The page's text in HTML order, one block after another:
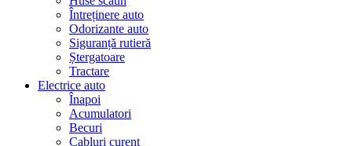
Întreținere auto
Odorizante auto
Siguranță rutieră
Ștergatoare
Tractare
Electrice auto
Înapoi
Acumulatori
Becuri
Cabluri curent